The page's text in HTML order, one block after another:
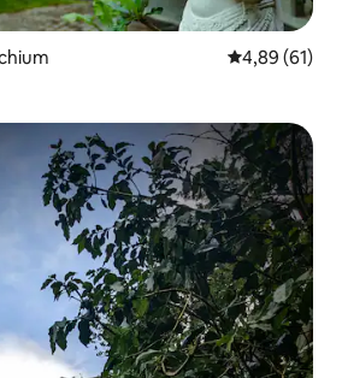
4,89 de uma
4,89 (61)